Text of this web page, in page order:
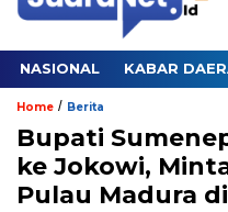
NASIONAL KABAR
Home / Berita
Bupati
ke Jokowi,
Pulau Madura